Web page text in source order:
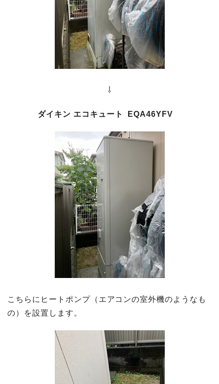
⇩
ダイキン エコキュート EQA46YFV
こちらにヒートポンプ（エアコンの室外機のようなも
の）を設置します。